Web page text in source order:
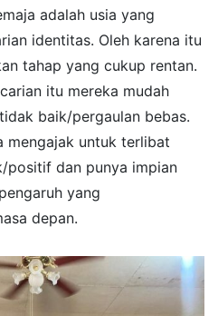
adalah usia yang
identitas. Oleh karena itu
tahap yang cukup rentan.
itu mereka mudah
baik/pergaulan bebas.
mengajak untuk terlibat
positif dan punya impian
yang
depan.